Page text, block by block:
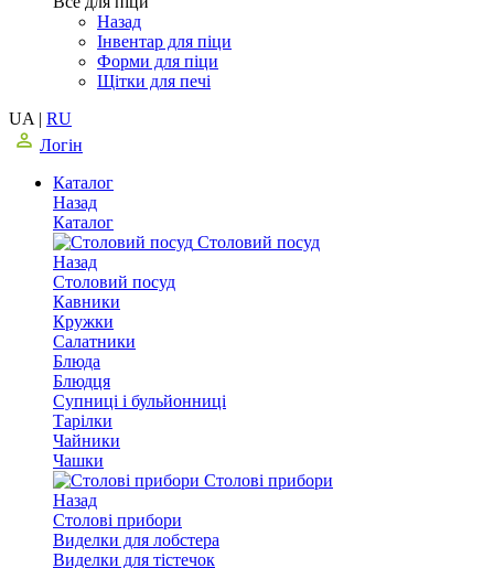
Назад
Інвентар для піци
Форми для піци
Щітки для печі
UA | RU
Логін
Каталог
Назад
Каталог
Столовий посуд
Назад
Столовий посуд
Кавники
Кружки
Салатники
Блюда
Блюдця
Супниці і бульйонниці
Тарілки
Чайники
Чашки
Столові прибори
Назад
Столові прибори
Виделки для лобстера
Виделки для тістечок